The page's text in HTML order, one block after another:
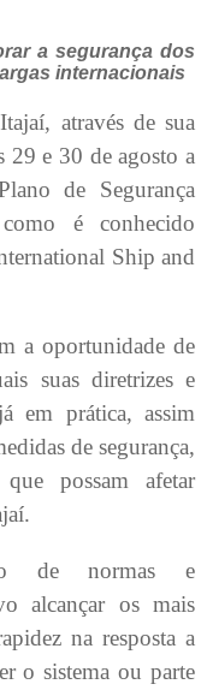
a segurança dos
internacionais
através de sua
29 e 30 de agosto a
de Segurança
é conhecido
Ship and
a oportunidade de
suas diretrizes e
em prática, assim
de segurança,
possam afetar
de normas e
alcançar os mais
na resposta a
o sistema ou parte